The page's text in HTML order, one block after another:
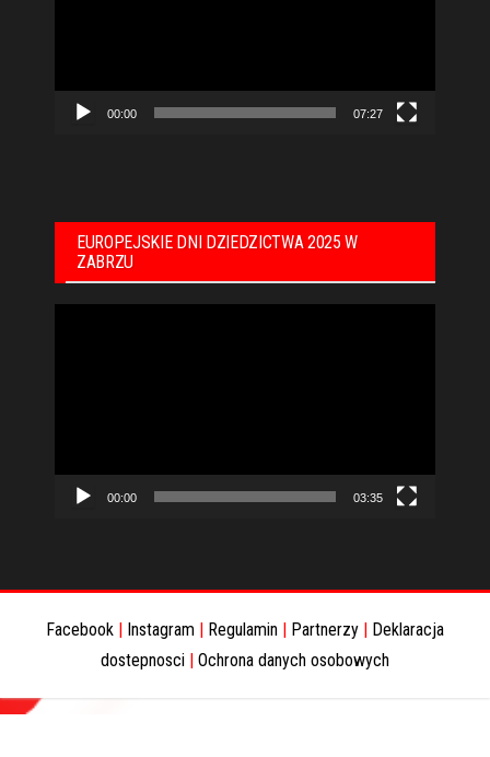
00:00 07:27
EUROPEJSKIE DNI DZIEDZICTWA 2025 W
ZABRZU
00:00 03:35
Facebook | Instagram | Regulamin | Partnerzy | Deklaracja
dostepnosci | Ochrona danych osobowych